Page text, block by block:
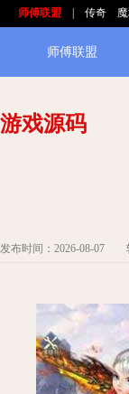
师傅联盟 传奇
师傅联盟
游戏源码
发布时间：2026-08-07